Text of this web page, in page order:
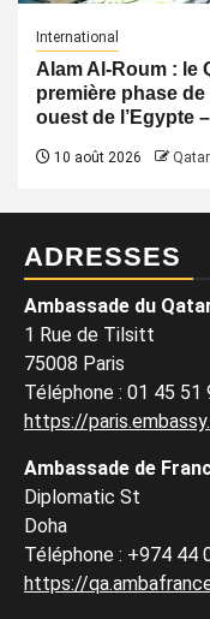
International
Alam Al-Roum : le
première phase
ouest de l’Egypte
10 août 2026
ADRESSES
Ambassade du
1 Rue de Tilsitt
75008 Paris
Téléphone : 01 45 51
https://
Ambassade de
Diplomatic St
Doha
Téléphone : +974 44
https://